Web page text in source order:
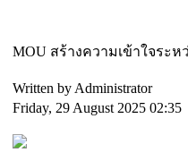
MOU สร้างความเข้าใจระ
Written by Administrator
Friday, 29 August 2025 02:35